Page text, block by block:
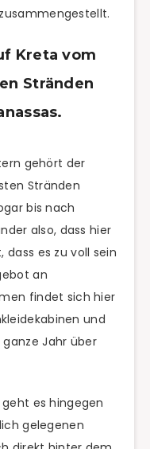
Kreta vom
Stränden
gehört der
Stränden
bis nach
also, dass hier
es zu voll sein
an
findet sich hier
und
Jahr über
es hingegen
gelegenen